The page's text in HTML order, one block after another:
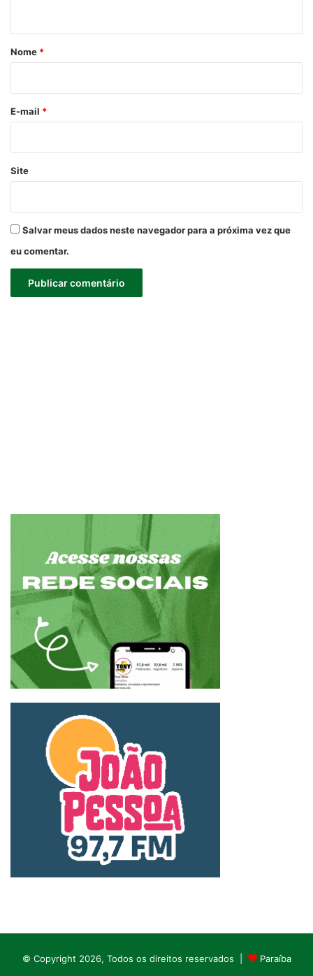
r
*
Nome *
E-mail *
Site
Salvar meus dados neste navegador para a próxima vez que
eu comentar.
© Copyright 2026, Todos os direitos reservados |
Paraíba